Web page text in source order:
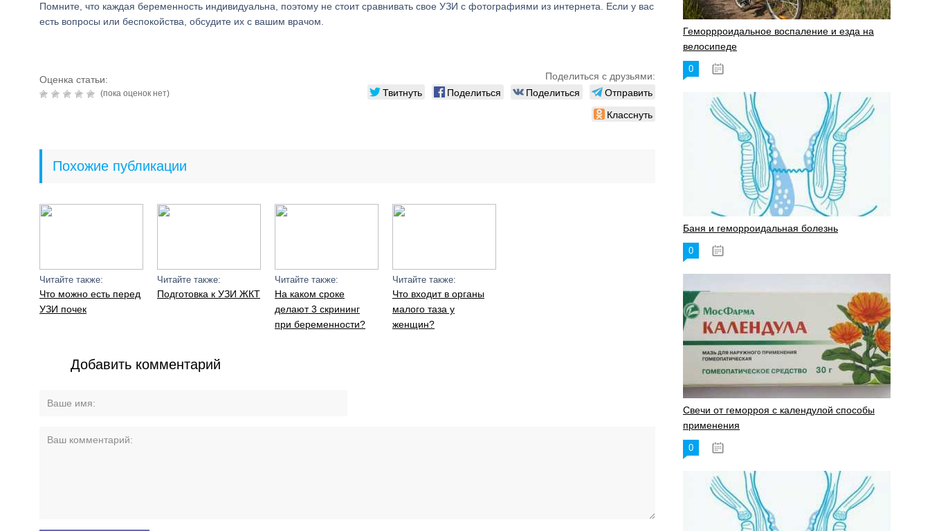
Помните, что каждая беременность индивидуальна, поэтому не стоит сравнивать свое УЗИ с фотографиями из интернета. Если у вас
есть вопросы или беспокойства, обсудите их с вашим врачом.
Оценка статьи:
(пока оценок нет)
Поделиться с друзьями:
Твитнуть Поделиться Поделиться
Отправить
Класснуть
Похожие публикации
Читайте также:
Что можно есть перед
УЗИ почек
Читайте также:
Подготовка к УЗИ ЖКТ
Читайте также:
На каком сроке
делают 3 скрининг
при беременности?
Читайте также:
Что входит в органы
малого таза у
женщин?
Добавить комментарий
Геморрроидальное воспаление и езда на
велосипеде
0
Баня и геморроидальная болезнь
0
Свечи от геморроя с календулой способы
применения
0